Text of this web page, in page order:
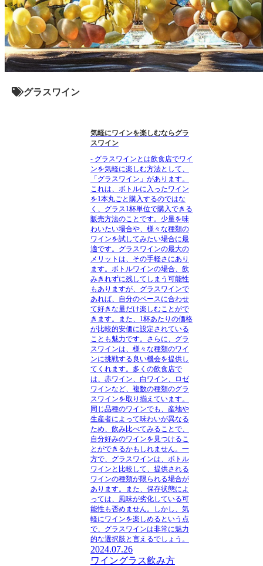
グラスワイン
気軽にワインを楽しむならグラ
スワイン
- グラスワインとは飲食店でワイ
ンを気軽に楽しむ方法として、
「グラスワイン」があります。
これは、ボトルに入ったワイン
を1本丸ごと購入するのではな
く、グラス1杯単位で購入できる
販売方法のことです。少量を味
わいたい場合や、様々な種類の
ワインを試してみたい場合に最
適です。グラスワインの最大の
メリットは、その手軽さにあり
ます。ボトルワインの場合、飲
みきれずに残してしまう可能性
もありますが、グラスワインで
あれば、自分のペースに合わせ
て好きな量だけ楽しむことがで
きます。また、1杯あたりの価格
が比較的安価に設定されている
ことも魅力です。さらに、グラ
スワインは、様々な種類のワイ
ンに挑戦する良い機会を提供し
てくれます。多くの飲食店で
は、赤ワイン、白ワイン、ロゼ
ワインなど、複数の種類のグラ
スワインを取り揃えています。
同じ品種のワインでも、産地や
生産者によって味わいが異なる
ため、飲み比べてみることで、
自分好みのワインを見つけるこ
とができるかもしれません。一
方で、グラスワインは、ボトル
ワインと比較して、提供される
ワインの種類が限られる場合が
あります。また、保存状態によ
っては、風味が劣化している可
能性も否めません。しかし、気
軽にワインを楽しめるという点
で、グラスワインは非常に魅力
的な選択肢と言えるでしょう。
2024.07.26
ワイングラス飲み方